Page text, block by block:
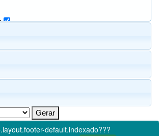
default.indexado???